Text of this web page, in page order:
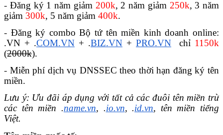
- Đăng ký 1 năm giảm 200k, 2 năm giảm 250k, 3 năm
giảm 300k, 5 năm giảm 400k.
- Đăng ký combo Bộ tứ tên miền kinh doanh online:
.VN + .COM.VN + .BIZ.VN + PRO.VN chỉ 1150k
(2000k).
- Miễn phí dịch vụ DNSSEC theo thời hạn đăng ký tên
miền.
Lưu ý: Ưu đãi áp dụng với tất cả các đuôi tên miền trừ
các tên miền .name.vn, .io.vn, .id.vn, tên miền tiếng
Việt.